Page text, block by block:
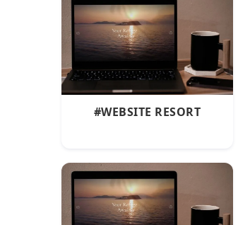
#WEBSITE RESORT